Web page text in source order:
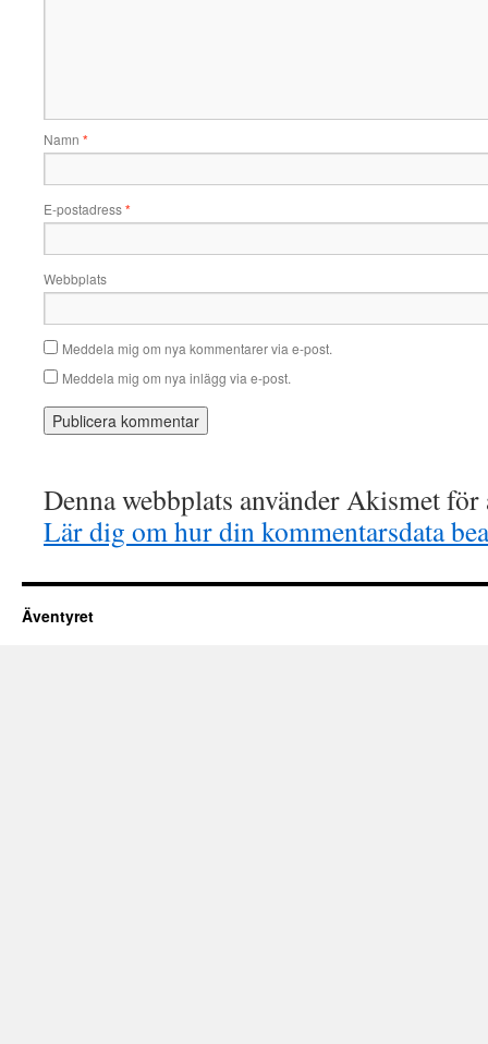
Namn *
E-postadress*
Webbplats
Meddela mig om nya kommentarer via e-post.
Meddela mig om nya inlägg via e-post.
Denna webbplats använder Akismet
Lär dig om hur din kommentarsdata
Äventyret